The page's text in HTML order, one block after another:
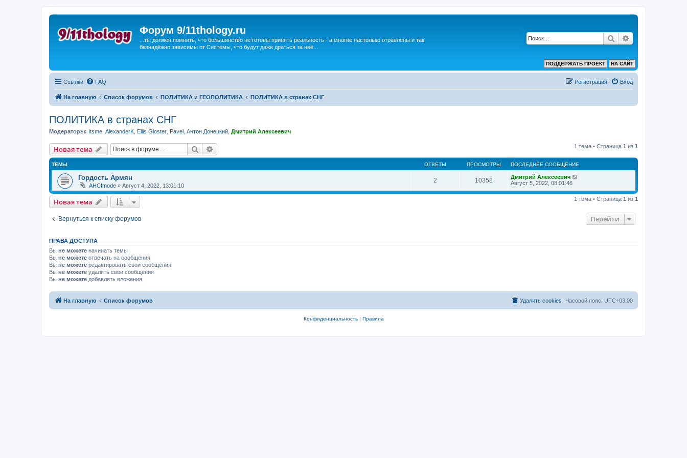
Форум 9/11thology.ru
...ты должен помнить, что большинство не готовы принять реальность - а многие настолько отравлены и так
безнадёжно зависимы от Системы, что будут даже драться за неё...
Поиск
НА САЙТ
ПОДДЕРЖАТЬ ПРОЕКТ
Ссылки FAQ Вход
Регистрация
На главную Список форумов ПОЛИТИКА и ГЕОПОЛИТИКА ПОЛИТИКА в странах СНГ
ПОЛИТИКА в странах СНГ
Модераторы: Itsme AlexanderK Ellis Gloster Pavel Антон Донецкий Дмитрий Алексеевич
Новая тема Поиск 1 тема • Страница 1 из 1
ТЕМЫ ОТВЕТЫ ПРОСМОТРЫ ПОСЛЕДНЕЕ СООБЩЕНИЕ
Гордость Армян
AHCImode » Август 4, 2022, 13:01:10
2 10358
Дмитрий Алексеевич
Август 5, 2022, 08:01:46
Новая тема 1 тема • Страница 1 из 1
Вернуться к списку форумов Перейти
ПРАВА ДОСТУПА
Вы не можете начинать темы
Вы не можете отвечать на сообщения
Вы не можете редактировать свои сообщения
Вы не можете удалять свои сообщения
Вы не можете добавлять вложения
На главную Список форумов Часовой пояс: UTC+03:00
Удалить cookies
Конфиденциальность| Правила